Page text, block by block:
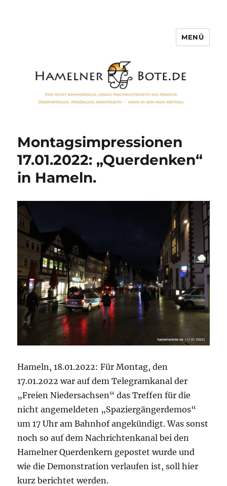
MENÜ
Montagsimpressionen
17.01.2022: „Querdenken“
in Hameln.
Hameln, 18.01.2022: Für Montag, den
17.01.2022 war auf dem Telegramkanal der
„Freien Niedersachsen“ das Treffen für die
nicht angemeldeten „Spaziergängerdemos“
um 17 Uhr am Bahnhof angekündigt. Was sonst
noch so auf dem Nachrichtenkanal bei den
Hamelner Querdenkern gepostet wurde und
wie die Demonstration verlaufen ist, soll hier
kurz berichtet werden.